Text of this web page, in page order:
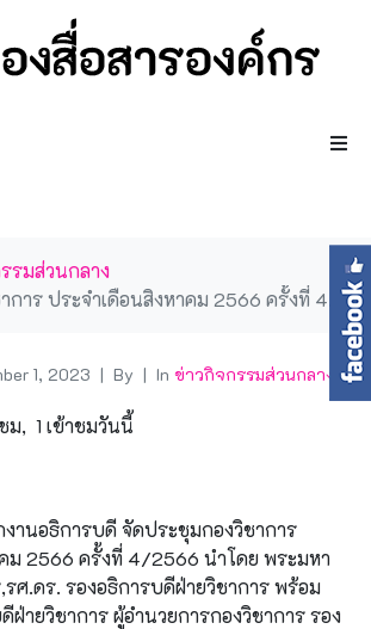
รมส่วนกลาง
าร ประจำเดือนสิงหาคม 2566 ครั้งที่ 4/2566
1, 2023 By In ข่าวกิจกรรมส่วนกลาง
ม, 1 เข้าชมวันนี้
งานอธิการบดี จัดประชุมกองวิชาการ
ม 2566 ครั้งที่ 4/2566 นำโดย พระมหา
.ดร. รองอธิการบดีฝ่ายวิชาการ พร้อม
ฝ่ายวิชาการ ผู้อำนวยการกองวิชาการ รอง